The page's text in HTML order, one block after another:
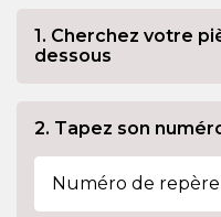
1. Cherchez votre
dessous
2. Tapez son